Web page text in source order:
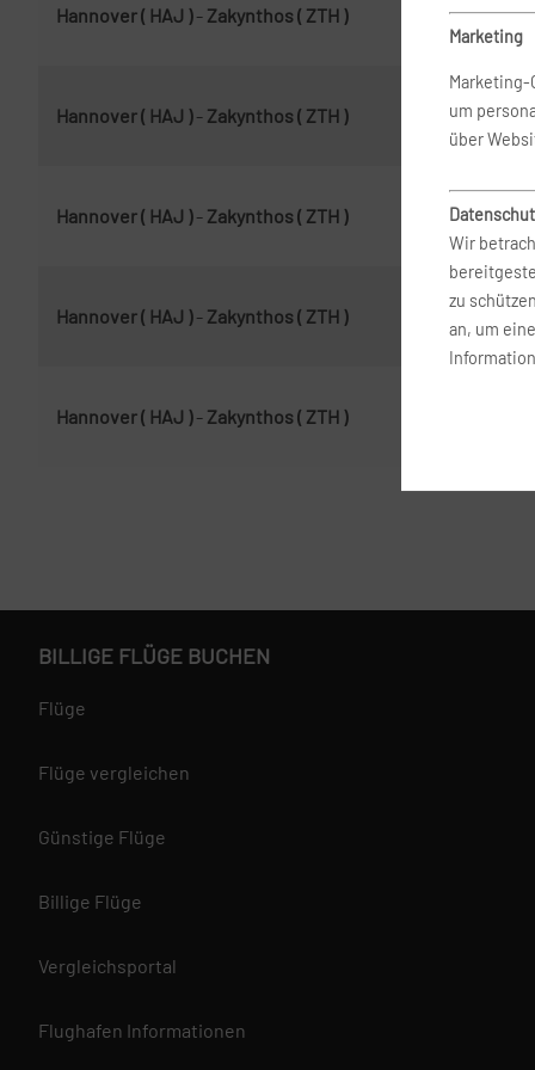
Hannover ( HAJ )- Zakynthos ( ZTH ) 8.
Hannover ( HAJ )- Zakynthos ( ZTH ) 24.
Hannover ( HAJ )- Zakynthos ( ZTH ) 17.
Hannover ( HAJ )- Zakynthos ( ZTH )
Hannover ( HAJ )- Zakynthos ( ZTH )
Marketing
um
über
Wir
zu
an, um
BILLIGE FLÜGE BUCHEN
Flüge
Flüge vergleichen
Günstige Flüge
Billige Flüge
Vergleichsportal
Flughafen Informationen